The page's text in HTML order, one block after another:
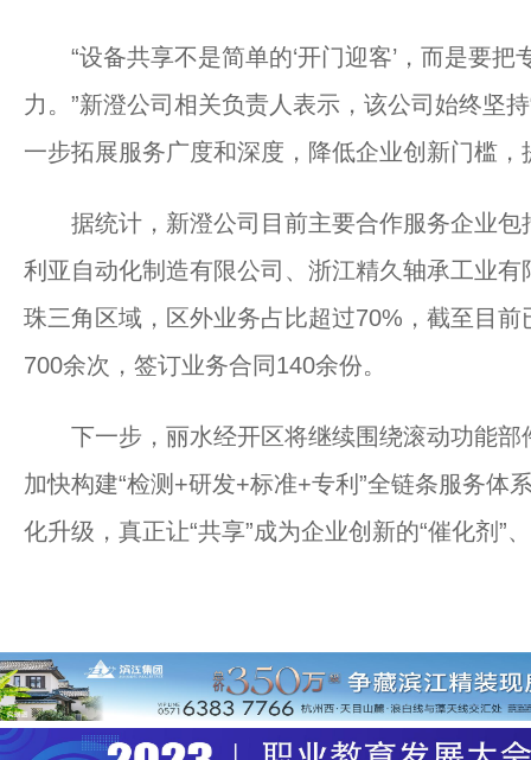
“设备共享不是简单的‘开门迎客’，而是要把
力。”新澄公司相关负责人表示，该公司始终坚
一步拓展服务广度和深度，降低企业创新门槛
据统计，新澄公司目前主要合作服务企业包
利亚自动化制造有限公司、浙江精久轴承工业
珠三角区域，区外业务占比超过70%，截至目
700余次，签订业务合同140余份。
下一步，丽水经开区将继续围绕滚动功能部
加快构建“检测+研发+标准+专利”全链条服务体
化升级，真正让“共享”成为企业创新的“催化剂”